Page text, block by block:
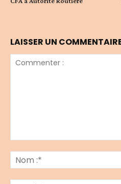
LAISSER UN